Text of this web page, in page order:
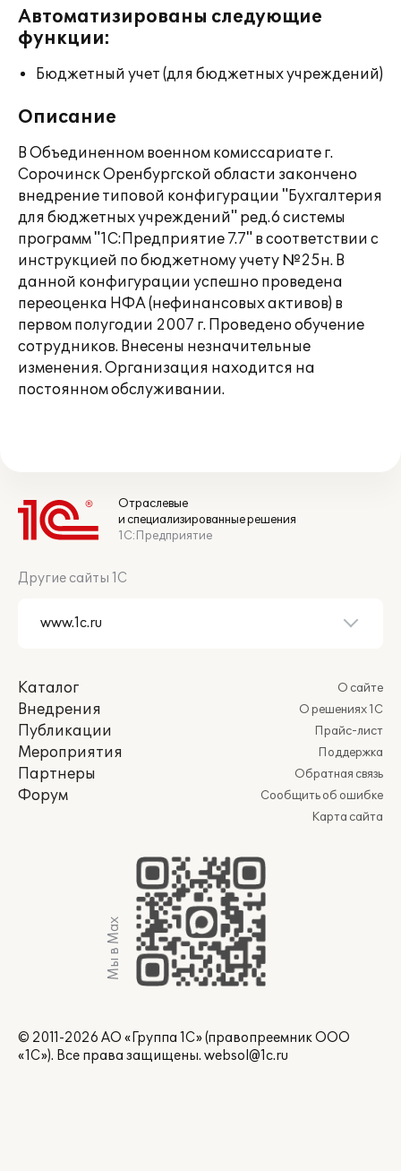
Автоматизированы следующие
функции:
Бюджетный учет (для бюджетных учреждений)
Описание
В Объединенном военном комиссариате г.
Сорочинск Оренбургской области закончено
внедрение типовой конфигурации "Бухгалтерия
для бюджетных учреждений" ред.6 системы
программ "1C:Предприятие 7.7" в соответствии с
инструкцией по бюджетному учету №25н. В
данной конфигурации успешно проведена
переоценка НФА (нефинансовых активов) в
первом полугодии 2007 г. Проведено обучение
сотрудников. Внесены незначительные
изменения. Организация находится на
постоянном обслуживании.
Отраслевые
и специализированные решения
1С:Предприятие
Другие сайты 1С
Каталог
Внедрения
Публикации
Мероприятия
Партнеры
Форум
О сайте
О решениях 1С
Прайс-лист
Поддержка
Обратная связь
Сообщить об ошибке
Карта сайта
Мы в Max
© 2011-2026 АО «Группа 1С» (правопреемник ООО
«1С»). Все права защищены. websol@1c.ru